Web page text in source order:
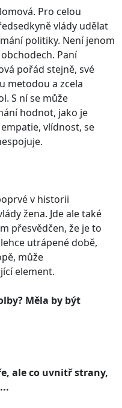
Pro celou
vlády udělat
politiky. Není jenom
Paní
pořád stejně, své
metodou a zcela
S ní se může
hodnot, jako je
vlídnost, se
v historii
žena. Jde ale také
přesvědčen, že je to
utrápené době,
může
element.
Měla by být
ale co uvnitř strany,